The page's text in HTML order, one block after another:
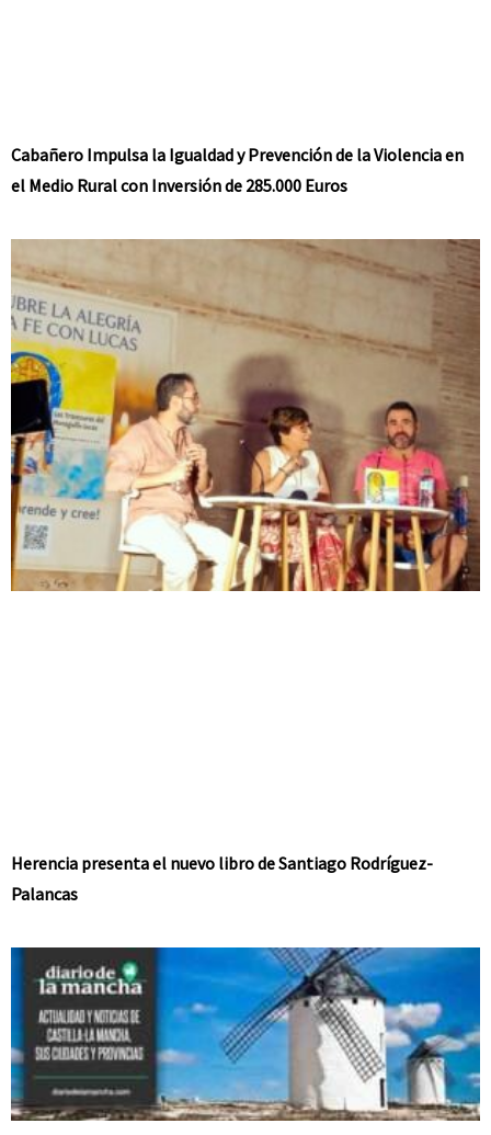
Cabañero Impulsa la Igualdad y Prevención de la Violencia en
el Medio Rural con Inversión de 285.000 Euros
Herencia presenta el nuevo libro de Santiago Rodríguez-
Palancas